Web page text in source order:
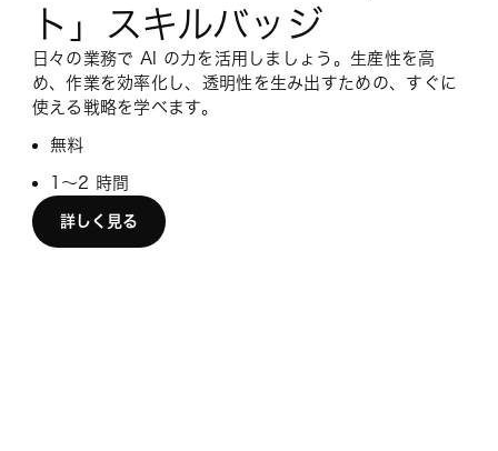
ト」スキルバッジ
日々の業務で AI の力を活用しましょう。生産性を高
め、作業を効率化し、透明性を生み出すための、すぐに
使える戦略を学べます。
無料
1〜2 時間
詳しく見る